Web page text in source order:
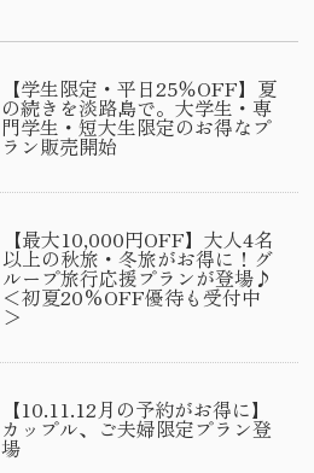
【学生限定・平日25％OFF】夏
の続きを淡路島で。大学生・専
門学生・短大生限定のお得なプ
ラン販売開始
【最大10,000円OFF】大人4名
以上の秋旅・冬旅がお得に！グ
ループ旅行応援プランが登場♪
＜初夏20%OFF優待も受付中
＞
【10.11.12月の予約がお得に】
カップル、ご夫婦限定プラン登
場